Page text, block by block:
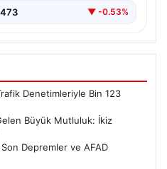
▼ -0.53%
Denetimleriyle Bin 123
Büyük Mutluluk: İkiz
Depremler ve AFAD